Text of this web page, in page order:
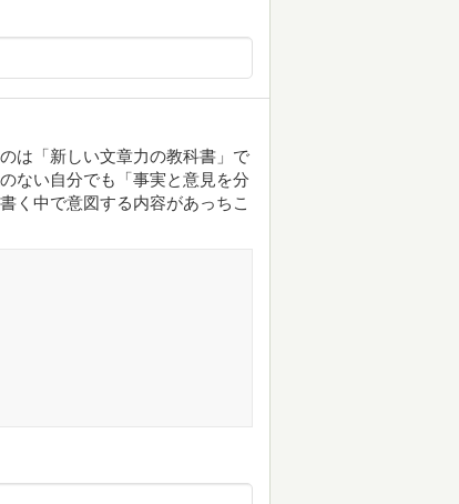
は「新しい文章力の教科書」で
ない自分でも「事実と意見を分
く中で意図する内容があっちこ